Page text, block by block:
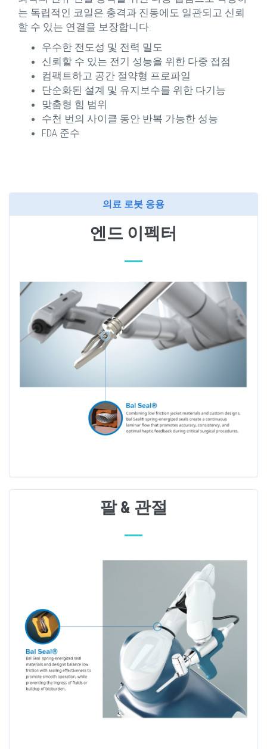
는 독립적인 코일은 충격과 진동에도 일관되고 신뢰
할 수 있는 연결을 보장합니다.
우수한 전도성 및 전력 밀도
신뢰할 수 있는 전기 성능을 위한 다중 접점
컴팩트하고 공간 절약형 프로파일
단순화된 설계 및 유지보수를 위한 다기능
맞춤형 힘 범위
수천 번의 사이클 동안 반복 가능한 성능
FDA 준수
의료 로봇 응용
엔드 이펙터
팔 & 관절